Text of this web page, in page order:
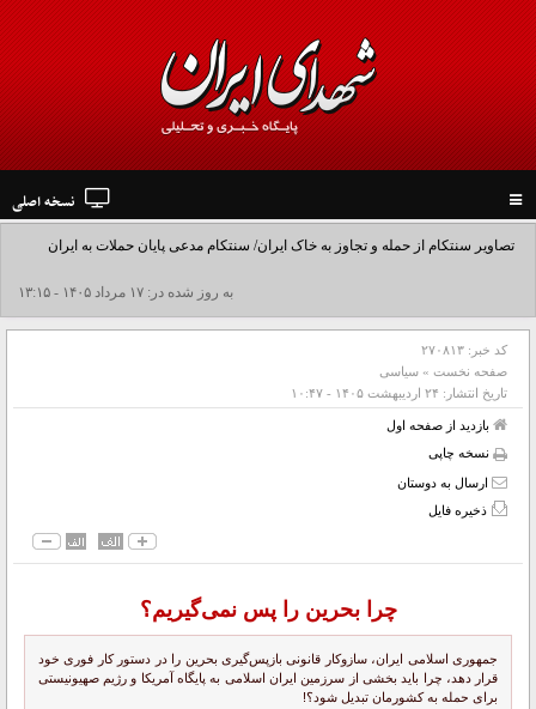
navigation
نسخه اصلی
تصاویر سنتکام از حمله و تجاوز به خاک ایران/ سنتکام مدعی پایان حملات به ایران
شد+فیلم به روز شده در: ۱۷ مرداد ۱۴۰۵ - ۱۳:۱۵
کد خبر: ۲۷۰۸۱۳
صفحه نخست » سیاسی
تاریخ انتشار: ۲۴ ارديبهشت ۱۴۰۵ - ۱۰:۴۷
بازدید از صفحه اول
نسخه چاپی
ارسال به دوستان
ذخیره فایل
چرا بحرین را پس نمی‌گیریم؟
جمهوری اسلامی ایران، سازوکار قانونی بازپس‌گیری بحرین را در دستور کار فوری خود
قرار دهد، چرا باید بخشی از سرزمین ایران اسلامی به پایگاه آمریکا و رژیم صهیونیستی
برای حمله به کشورمان تبدیل شود؟!